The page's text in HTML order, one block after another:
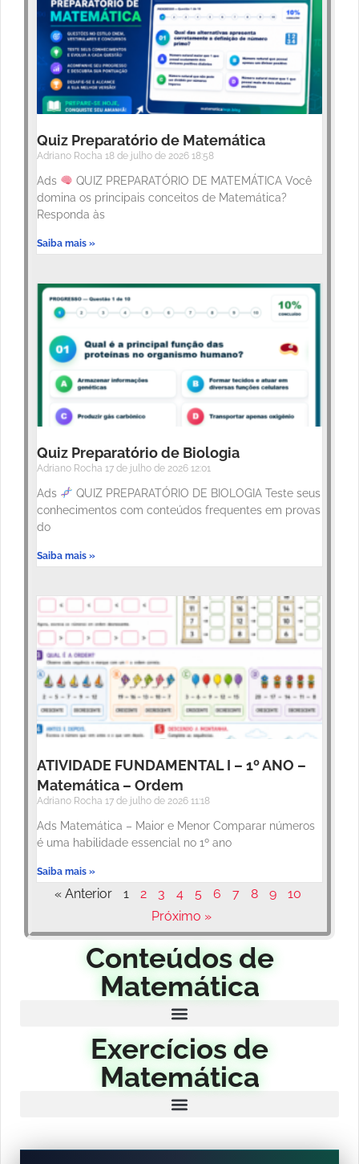
Quiz Preparatório de Matemática
Adriano Rocha 18 de julho de 2026 18:58
Ads
QUIZ PREPARATÓRIO DE MATEMÁTICA Você
domina os principais conceitos de Matemática?
Responda às
Saiba mais »
Quiz Preparatório de Biologia
Adriano Rocha 17 de julho de 2026 12:01
Ads
QUIZ PREPARATÓRIO DE BIOLOGIA Teste seus
conhecimentos com conteúdos frequentes em provas
do
Saiba mais »
ATIVIDADE FUNDAMENTAL I – 1º ANO –
Matemática – Ordem
Adriano Rocha 17 de julho de 2026 11:18
Ads Matemática – Maior e Menor Comparar números
é uma habilidade essencial no 1º ano
Saiba mais »
« Anterior 1 2 3 4 5 6 7 8 9
10
Próximo »
Conteúdos de
Matemática
Exercícios de
Matemática